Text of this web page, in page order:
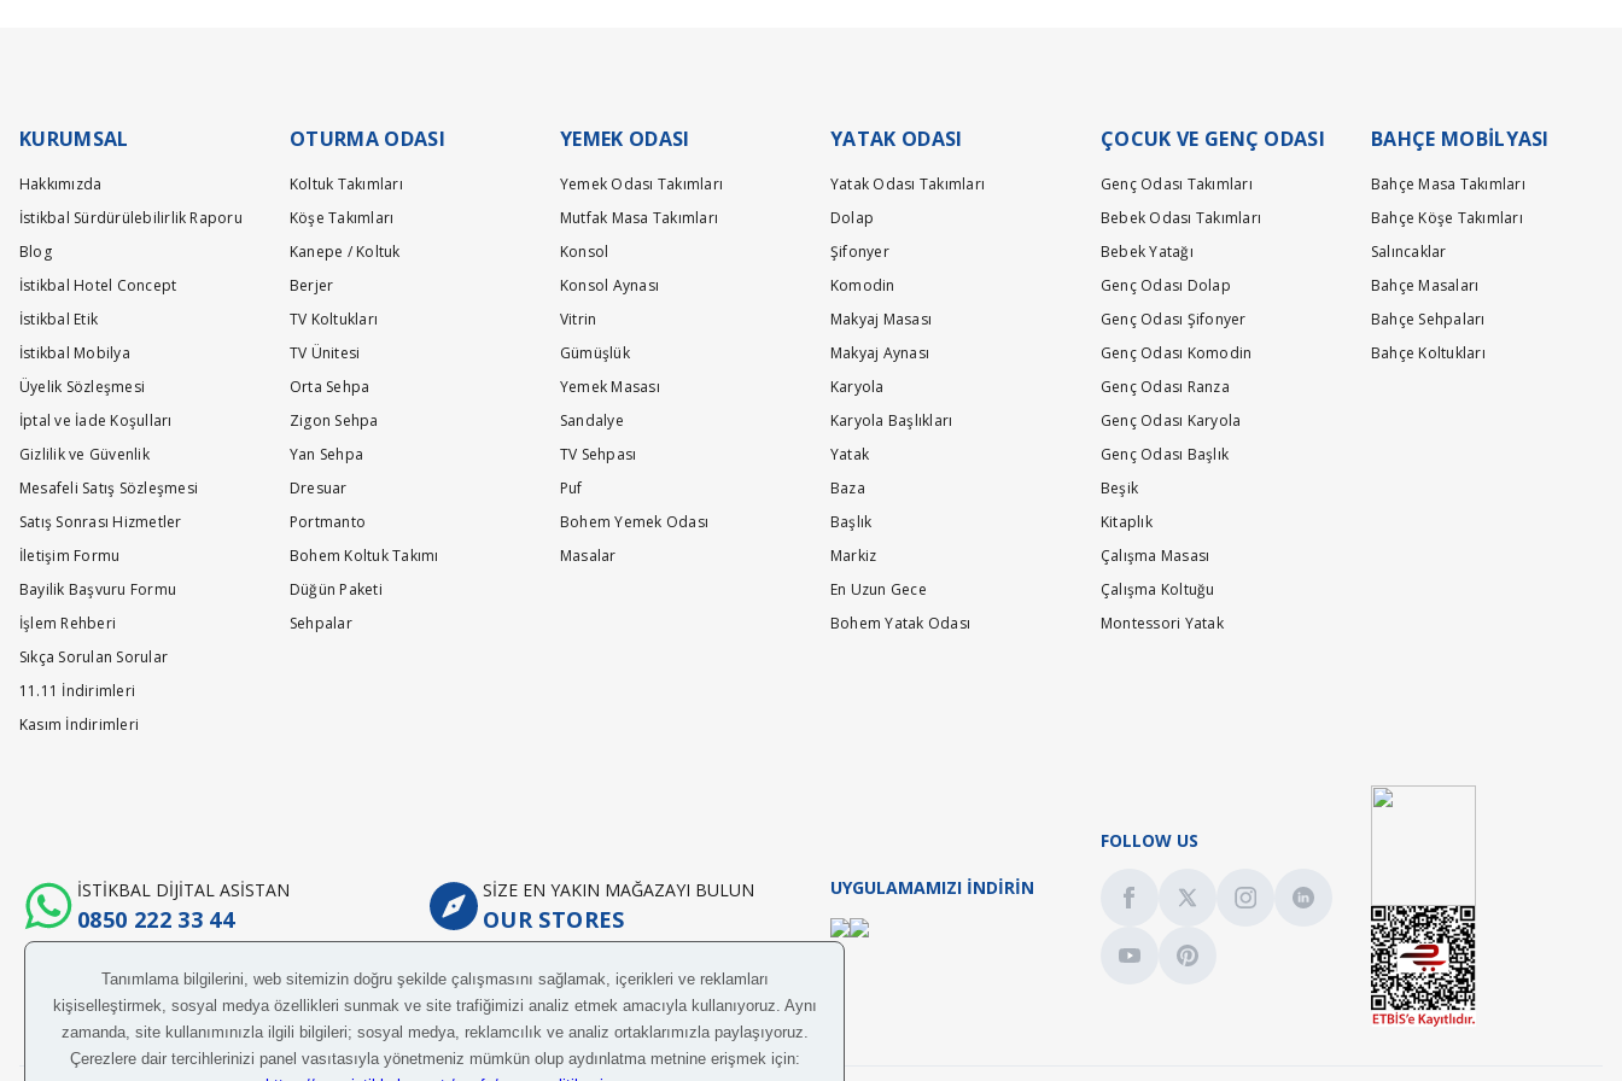
Başlık iki bölmeden oluşuyor ya çift kişilik yataklarda 120x200 tek kişilik ölçülerinde nasıl oluyor tek parçamı oluyor yoksa ölçüsü oranın gene iki tane mi
oluyor ?
N... K... | 18/03/2026
Değerli Müşterimiz, Tek kişilik ölçülerimzde bölme tektir.İyi günler dileriz.
25/03/2026 answered on.
Başlık iki bölmeden oluşuyor ya çift kişilik yataklarda 120x200 tek kişilik ölçülerinde nasıl oluyor tek parçamı oluyor yoksa ölçüsü oranın gene iki tane mi
oluyor ?
N... K... | 18/03/2026
Değerli Müşterimiz, Tek kişilik ölçülerimzde bölme tektir.İyi günler dileriz.
25/03/2026 answered on.
Ask a Question
KURUMSAL
Hakkımızda
İstikbal Sürdürülebilirlik Raporu
Blog
İstikbal Hotel Concept
İstikbal Etik
İstikbal Mobilya
Üyelik Sözleşmesi
İptal ve İade Koşulları
Gizlilik ve Güvenlik
Mesafeli Satış Sözleşmesi
Satış Sonrası Hizmetler
İletişim Formu
Bayilik Başvuru Formu
İşlem Rehberi
Sıkça Sorulan Sorular
11.11 İndirimleri
Kasım İndirimleri
OTURMA ODASI
Koltuk Takımları
Köşe Takımları
Kanepe / Koltuk
Berjer
TV Koltukları
TV Ünitesi
Orta Sehpa
Zigon Sehpa
Yan Sehpa
Dresuar
Portmanto
Bohem Koltuk Takımı
Düğün Paketi
Sehpalar
YEMEK ODASI
Yemek Odası Takımları
Mutfak Masa Takımları
Konsol
Konsol Aynası
Vitrin
Gümüşlük
Yemek Masası
Sandalye
TV Sehpası
Puf
Bohem Yemek Odası
Masalar
YATAK ODASI
Yatak Odası Takımları
Dolap
Şifonyer
Komodin
Makyaj Masası
Makyaj Aynası
Karyola
Karyola Başlıkları
Yatak
Baza
Başlık
Markiz
En Uzun Gece
Bohem Yatak Odası
ÇOCUK VE GENÇ ODASI
Genç Odası Takımları
Bebek Odası Takımları
Bebek Yatağı
Genç Odası Dolap
Genç Odası Şifonyer
Genç Odası Komodin
Genç Odası Ranza
Genç Odası Karyola
Genç Odası Başlık
Beşik
Kitaplık
Çalışma Masası
Çalışma Koltuğu
Montessori Yatak
BAHÇE MOBİLYASI
Bahçe Masa Takımları
Bahçe Köşe Takımları
Salıncaklar
Bahçe Masaları
Bahçe Sehpaları
Bahçe Koltukları
İSTİKBAL DİJİTAL ASİSTAN
0850 222 33 44
SİZE EN YAKIN MAĞAZAYI BULUN
OUR STORES
UYGULAMAMIZI İNDİRİN
FOLLOW US